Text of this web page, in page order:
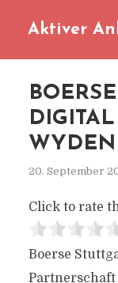
Aktiver
WYDEN
20. September
Click to rate
Boerse
Partnerschaft